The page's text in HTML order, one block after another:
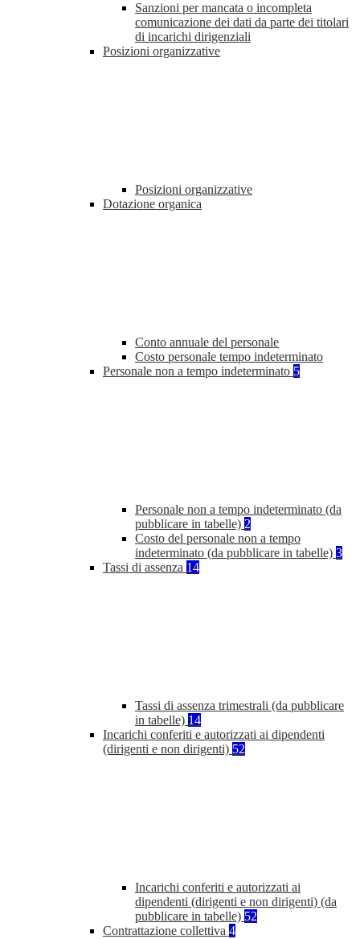
Sanzioni per mancata o incompleta
comunicazione dei dati da parte dei titolari
di incarichi dirigenziali
Posizioni organizzative
Posizioni organizzative
Dotazione organica
Conto annuale del personale
Costo personale tempo indeterminato
Personale non a tempo indeterminato 5
Personale non a tempo indeterminato (da
pubblicare in tabelle) 2
Costo del personale non a tempo
indeterminato (da pubblicare in tabelle) 3
Tassi di assenza 14
Tassi di assenza trimestrali (da pubblicare
in tabelle) 14
Incarichi conferiti e autorizzati ai dipendenti
(dirigenti e non dirigenti) 52
Incarichi conferiti e autorizzati ai
dipendenti (dirigenti e non dirigenti) (da
pubblicare in tabelle) 52
Contrattazione collettiva 4